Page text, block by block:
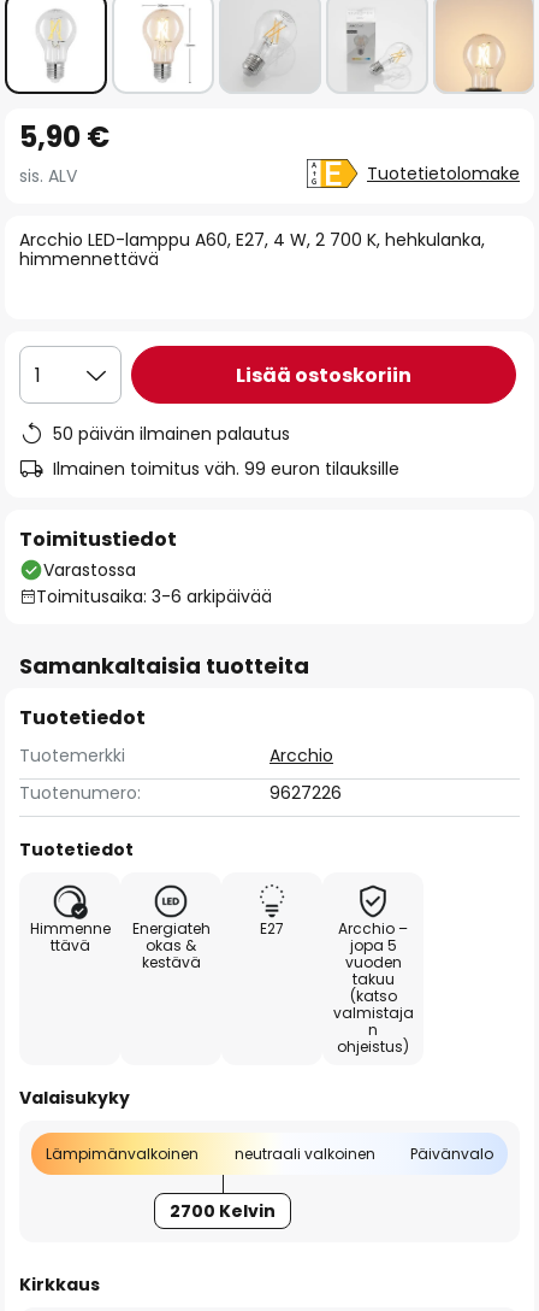
to
the
of
the
Arcchio LED-lamppu A60, E27, 4 W, 2 700 K, hehkulanka,
himmennettävä
5,90 €
sis. ALV Tuotetietolomake
1 Lisää ostoskoriin
50 päivän ilmainen palautus
Ilmainen toimitus väh. 99 euron tilauksille
Toimitustiedot
Varastossa
Toimitusaika: 3-6 arkipäivää
Samankaltaisia tuotteita
Tuotetiedot
Tuotemerkki
Arcchio
Tuotenumero:
9627226
Tuotetiedot
Himmenne
ttävä
Energiateh
okas &
kestävä
E27
Arcchio –
jopa 5
vuoden
takuu
(katso
valmistaja
n
ohjeistus)
Valaisukyky
Lämpimänvalkoinen neutraali valkoinen Päivänvalo
2700 Kelvin
Kirkkaus